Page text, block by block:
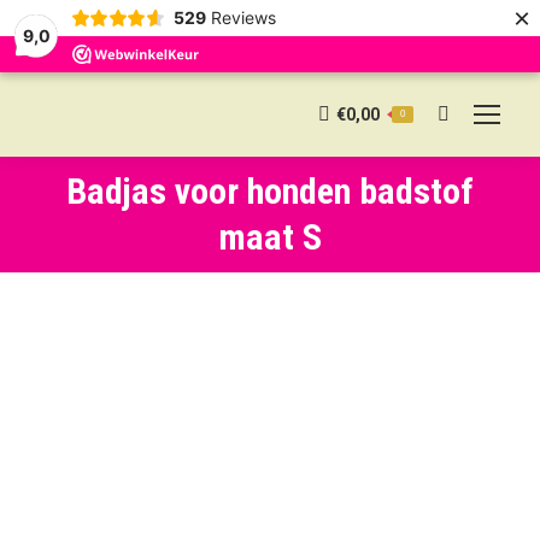
9,0
529 Reviews ×
€0,00 0 Search:
Badjas voor honden badstof
maat S